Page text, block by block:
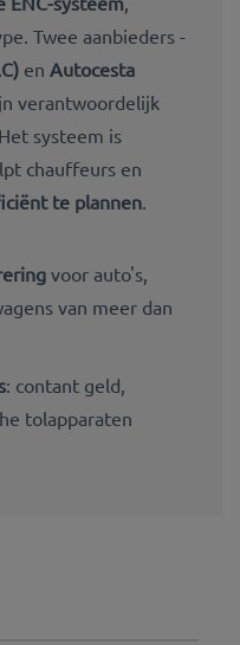
Twee aanbieders -
en Autocesta
verantwoordelijk
systeem is
chauffeurs en
te plannen.
voor auto's,
van meer dan
: contant geld,
tolapparaten